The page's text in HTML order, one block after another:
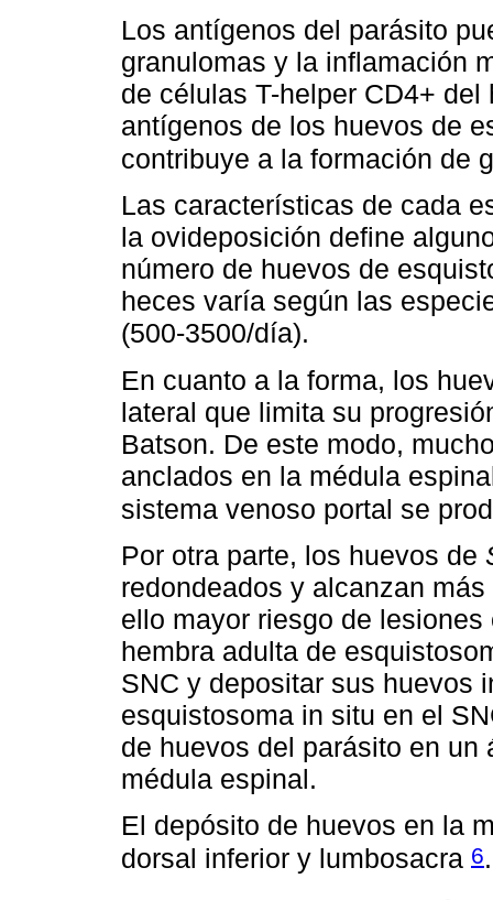
Los antígenos del parásito
granulomas y la inflamación
de células T-helper CD4+
antígenos de los huevos de
contribuye a la formación de
Las características de cada
la ovideposición define
número de huevos de
heces varía según las
(500-3500/día).
En cuanto a la forma, los
lateral que limita su
Batson. De este modo,
anclados en la médula
sistema venoso portal se
Por otra parte, los huevos de
redondeados y alcanzan
ello mayor riesgo de
hembra adulta de
SNC y depositar sus huevos
esquistosoma in situ en el
de huevos del parásito en
médula espinal.
El depósito de huevos en la
dorsal inferior y lumbosacra 6.